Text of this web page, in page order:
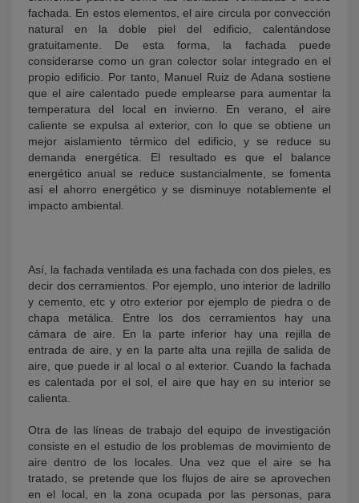
fachada. En estos elementos, el aire circula por convección
natural en la doble piel del edificio, calentándose
gratuitamente. De esta forma, la fachada puede
considerarse como un gran colector solar integrado en el
propio edificio. Por tanto, Manuel Ruiz de Adana sostiene
que el aire calentado puede emplearse para aumentar la
temperatura del local en invierno. En verano, el aire
caliente se expulsa al exterior, con lo que se obtiene un
mejor aislamiento térmico del edificio, y se reduce su
demanda energética. El resultado es que el balance
energético anual se reduce sustancialmente, se fomenta
así el ahorro energético y se disminuye notablemente el
impacto ambiental.
Así, la fachada ventilada es una fachada con dos pieles, es
decir dos cerramientos. Por ejemplo, uno interior de ladrillo
y cemento, etc y otro exterior por ejemplo de piedra o de
chapa metálica. Entre los dos cerramientos hay una
cámara de aire. En la parte inferior hay una rejilla de
entrada de aire, y en la parte alta una rejilla de salida de
aire, que puede ir al local o al exterior. Cuando la fachada
es calentada por el sol, el aire que hay en su interior se
calienta.
Otra de las líneas de trabajo del equipo de investigación
consiste en el estudio de los problemas de movimiento de
aire dentro de los locales. Una vez que el aire se ha
tratado, se pretende que los flujos de aire se aprovechen
en el local, en la zona ocupada por las personas, para